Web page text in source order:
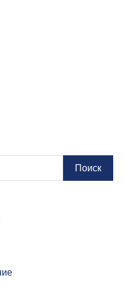
Поиск